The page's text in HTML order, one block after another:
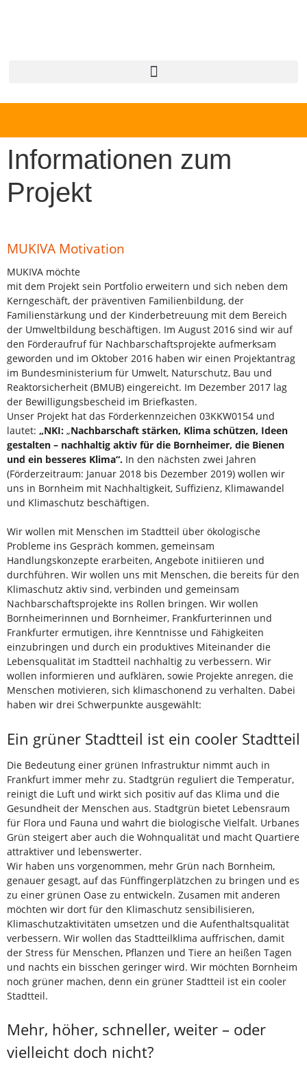
Informationen zum
Projekt
MUKIVA Motivation
MUKIVA möchte
mit dem Projekt sein Portfolio erweitern und sich neben dem
Kerngeschäft, der präventiven Familienbildung, der
Familienstärkung und der Kinderbetreuung mit dem Bereich
der Umweltbildung beschäftigen. Im August 2016 sind wir auf
den Förderaufruf für Nachbarschaftsprojekte aufmerksam
geworden und im Oktober 2016 haben wir einen Projektantrag
im Bundesministerium für Umwelt, Naturschutz, Bau und
Reaktorsicherheit (BMUB) eingereicht. Im Dezember 2017 lag
der Bewilligungsbescheid im Briefkasten.
Unser Projekt hat das Förderkennzeichen 03KKW0154 und
lautet: „NKI: „Nachbarschaft stärken, Klima schützen, Ideen
gestalten – nachhaltig aktiv für die Bornheimer, die Bienen
und ein besseres Klima“. In den nächsten zwei Jahren
(Förderzeitraum: Januar 2018 bis Dezember 2019) wollen wir
uns in Bornheim mit Nachhaltigkeit, Suffizienz, Klimawandel
und Klimaschutz beschäftigen.
Wir wollen mit Menschen im Stadtteil über ökologische
Probleme ins Gespräch kommen, gemeinsam
Handlungskonzepte erarbeiten, Angebote initiieren und
durchführen. Wir wollen uns mit Menschen, die bereits für den
Klimaschutz aktiv sind, verbinden und gemeinsam
Nachbarschaftsprojekte ins Rollen bringen. Wir wollen
Bornheimerinnen und Bornheimer, Frankfurterinnen und
Frankfurter ermutigen, ihre Kenntnisse und Fähigkeiten
einzubringen und durch ein produktives Miteinander die
Lebensqualität im Stadtteil nachhaltig zu verbessern. Wir
wollen informieren und aufklären, sowie Projekte anregen, die
Menschen motivieren, sich klimaschonend zu verhalten. Dabei
haben wir drei Schwerpunkte ausgewählt:
Ein grüner Stadtteil ist ein cooler Stadtteil
Die Bedeutung einer grünen Infrastruktur nimmt auch in
Frankfurt immer mehr zu. Stadtgrün reguliert die Temperatur,
reinigt die Luft und wirkt sich positiv auf das Klima und die
Gesundheit der Menschen aus. Stadtgrün bietet Lebensraum
für Flora und Fauna und wahrt die biologische Vielfalt. Urbanes
Grün steigert aber auch die Wohnqualität und macht Quartiere
attraktiver und lebenswerter.
Wir haben uns vorgenommen, mehr Grün nach Bornheim,
genauer gesagt, auf das Fünffingerplätzchen zu bringen und es
zu einer grünen Oase zu entwickeln. Zusamen mit anderen
möchten wir dort für den Klimaschutz sensibilisieren,
Klimaschutzaktivitäten umsetzen und die Aufenthaltsqualität
verbessern. Wir wollen das Stadtteilklima auffrischen, damit
der Stress für Menschen, Pflanzen und Tiere an heißen Tagen
und nachts ein bisschen geringer wird. Wir möchten Bornheim
noch grüner machen, denn ein grüner Stadtteil ist ein cooler
Stadtteil.
Mehr, höher, schneller, weiter – oder
vielleicht doch nicht?